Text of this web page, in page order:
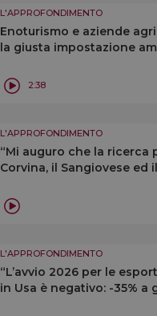
L'APPROFONDIMENTO
Enoturismo e aziende
la giusta impostazione
2:38
L'APPROFONDIMENTO
“Mi auguro che la ricerca
Corvina, il Sangiovese ed
L'APPROFONDIMENTO
“L’avvio 2026 per le
in Usa è negativo: -35% a